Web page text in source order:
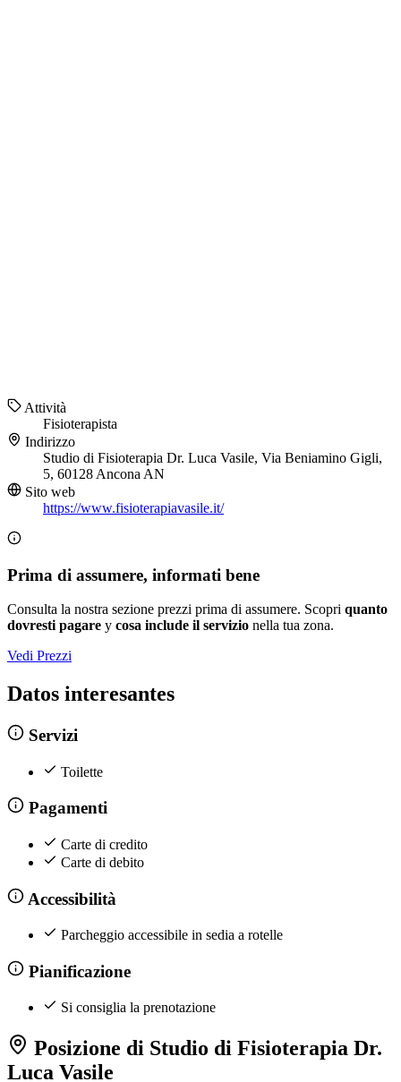
Attività
Fisioterapista
Indirizzo
Studio di Fisioterapia Dr. Luca Vasile, Via Beniamino Gigli,
5, 60128 Ancona AN
Sito web
https://www.fisioterapiavasile.it/
Prima di assumere, informati bene
Consulta la nostra sezione prezzi prima di assumere. Scopri quanto
dovresti pagare y cosa include il servizio nella tua zona.
Vedi Prezzi
Datos interesantes
Servizi
Toilette
Pagamenti
Carte di credito
Carte di debito
Accessibilità
Parcheggio accessibile in sedia a rotelle
Pianificazione
Si consiglia la prenotazione
Posizione di Studio di Fisioterapia Dr.
Luca Vasile